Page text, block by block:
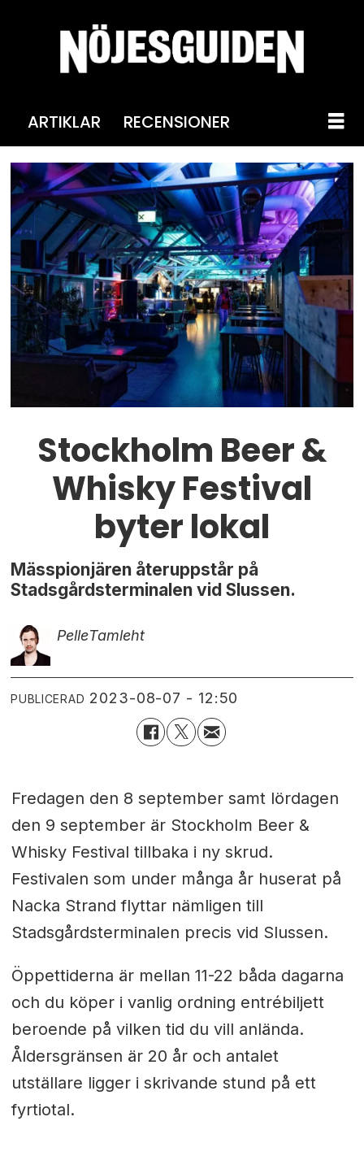
ARTIKLAR RECENSIONER
Stockholm Beer &
Whisky Festival
byter lokal
Mässpionjären återuppstår på
Stadsgårdsterminalen vid Slussen.
PelleTamleht
PUBLICERAD 2023-08-07 - 12:50
Fredagen den 8 september samt lördagen
den 9 september är Stockholm Beer &
Whisky Festival tillbaka i ny skrud.
Festivalen som under många år huserat på
Nacka Strand flyttar nämligen till
Stadsgårdsterminalen precis vid Slussen.
Öppettiderna är mellan 11-22 båda dagarna
och du köper i vanlig ordning entrébiljett
beroende på vilken tid du vill anlända.
Åldersgränsen är 20 år och antalet
utställare ligger i skrivande stund på ett
fyrtiotal.